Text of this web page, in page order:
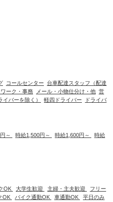
コールセンター
台車配達スタッフ（配達
ーク・事務 メール・小物仕分け・他 営
イバーを除く） 軽四ドライバー
ドライバ
～ 時給1,500円～ 時給1,600円～
時給
OK 大学生歓迎 主婦・主夫歓迎
フリー
OK バイク通勤OK 車通勤OK 平日のみ